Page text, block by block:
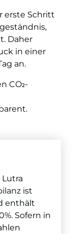
erste Schritt
Daher
in einer
an.
CO₂-
ist
enthält
Sofern in